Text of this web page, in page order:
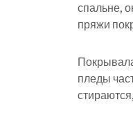
спальне,
пряжи
пледы